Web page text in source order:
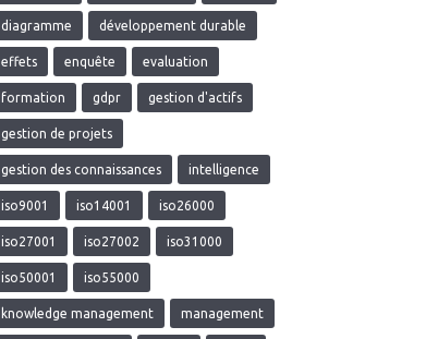
diagramme développement durable
effets enquête evaluation
formation gdpr gestion d'actifs
gestion de projets
gestion des connaissances intelligence
iso9001 iso14001 iso26000
iso27001 iso27002 iso31000
iso50001 iso55000
knowledge management management